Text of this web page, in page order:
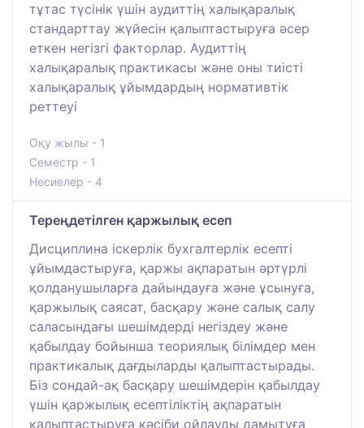
тұтас түсінік үшін аудиттің халықаралық
стандарттау жүйесін қалыптастыруға әсер
еткен негізгі факторлар. Аудиттің
халықаралық практикасы және оны тиісті
халықаралық ұйымдардың нормативтік
реттеуі
Оқу жылы - 1
Семестр - 1
Несиелер - 4
Тереңдетілген қаржылық есеп
Дисциплина іскерлік бухгалтерлік есепті
ұйымдастыруға, қаржы ақпаратын әртүрлі
қолданушыларға дайындауға және ұсынуға,
қаржылық саясат, басқару және салық салу
саласындағы шешімдерді негіздеу және
қабылдау бойынша теориялық білімдер мен
практикалық дағдыларды қалыптастырады.
Біз сондай-ақ басқару шешімдерін қабылдау
үшін қаржылық есептіліктің ақпаратын
қалыптастыруға кәсіби ойлауды дамытуға